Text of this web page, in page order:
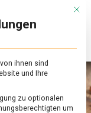
Mit
ihnen sind
und Ihre
zu optionalen
um